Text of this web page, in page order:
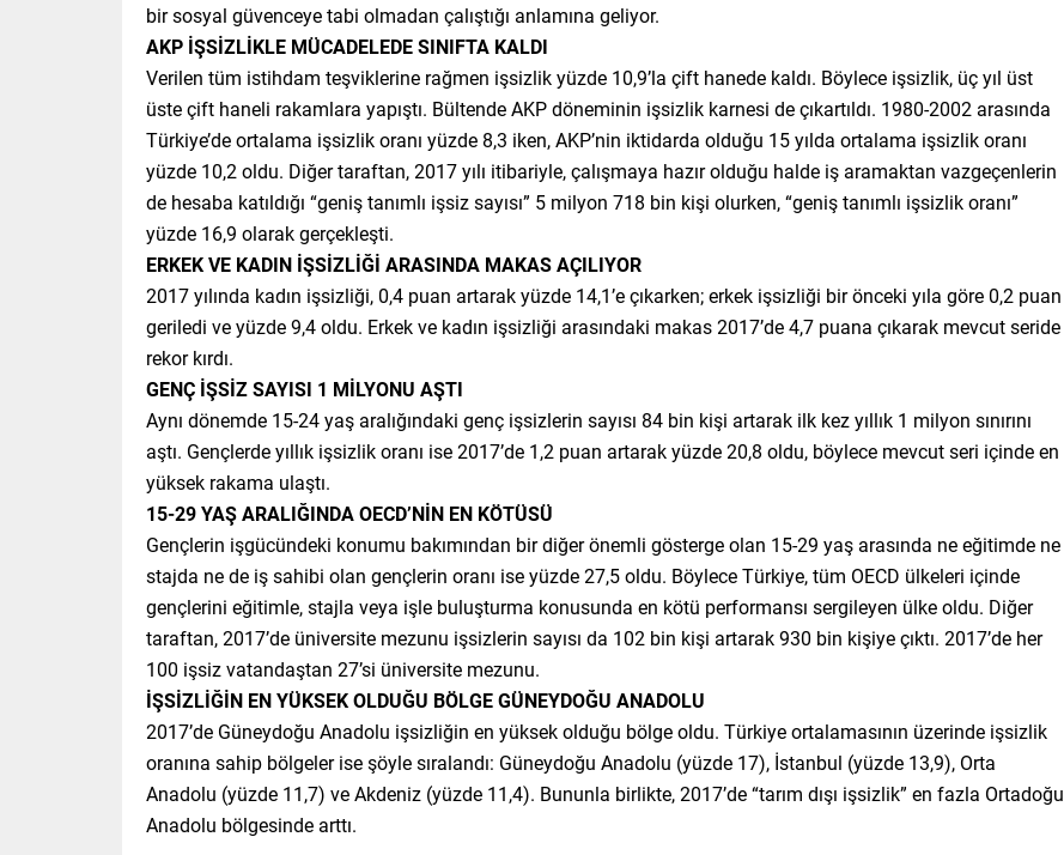
bir sosyal güvenceye tabi olmadan çalıştığı anlamına geliyor.
AKP İŞSİZLİKLE MÜCADELEDE SINIFTA KALDI
Verilen tüm istihdam teşviklerine rağmen işsizlik yüzde 10,9’la çift hanede kaldı. Böylece işsizlik, üç yıl üst
üste çift haneli rakamlara yapıştı. Bültende AKP döneminin işsizlik karnesi de çıkartıldı. 1980-2002 arasında
Türkiye’de ortalama işsizlik oranı yüzde 8,3 iken, AKP’nin iktidarda olduğu 15 yılda ortalama işsizlik oranı
yüzde 10,2 oldu. Diğer taraftan, 2017 yılı itibariyle, çalışmaya hazır olduğu halde iş aramaktan vazgeçenlerin
de hesaba katıldığı “geniş tanımlı işsiz sayısı” 5 milyon 718 bin kişi olurken, “geniş tanımlı işsizlik oranı”
yüzde 16,9 olarak gerçekleşti.
ERKEK VE KADIN İŞSİZLİĞİ ARASINDA MAKAS AÇILIYOR
2017 yılında kadın işsizliği, 0,4 puan artarak yüzde 14,1’e çıkarken; erkek işsizliği bir önceki yıla göre 0,2 puan
geriledi ve yüzde 9,4 oldu. Erkek ve kadın işsizliği arasındaki makas 2017’de 4,7 puana çıkarak mevcut seride
rekor kırdı.
GENÇ İŞSİZ SAYISI 1 MİLYONU AŞTI
Aynı dönemde 15-24 yaş aralığındaki genç işsizlerin sayısı 84 bin kişi artarak ilk kez yıllık 1 milyon sınırını
aştı. Gençlerde yıllık işsizlik oranı ise 2017’de 1,2 puan artarak yüzde 20,8 oldu, böylece mevcut seri içinde en
yüksek rakama ulaştı.
15-29 YAŞ ARALIĞINDA OECD’NİN EN KÖTÜSÜ
Gençlerin işgücündeki konumu bakımından bir diğer önemli gösterge olan 15-29 yaş arasında ne eğitimde ne
stajda ne de iş sahibi olan gençlerin oranı ise yüzde 27,5 oldu. Böylece Türkiye, tüm OECD ülkeleri içinde
gençlerini eğitimle, stajla veya işle buluşturma konusunda en kötü performansı sergileyen ülke oldu. Diğer
taraftan, 2017’de üniversite mezunu işsizlerin sayısı da 102 bin kişi artarak 930 bin kişiye çıktı. 2017’de her
100 işsiz vatandaştan 27’si üniversite mezunu.
İŞSİZLİĞİN EN YÜKSEK OLDUĞU BÖLGE GÜNEYDOĞU ANADOLU
2017’de Güneydoğu Anadolu işsizliğin en yüksek olduğu bölge oldu. Türkiye ortalamasının üzerinde işsizlik
oranına sahip bölgeler ise şöyle sıralandı: Güneydoğu Anadolu (yüzde 17), İstanbul (yüzde 13,9), Orta
Anadolu (yüzde 11,7) ve Akdeniz (yüzde 11,4). Bununla birlikte, 2017’de “tarım dışı işsizlik” en fazla Ortadoğu
Anadolu bölgesinde arttı.